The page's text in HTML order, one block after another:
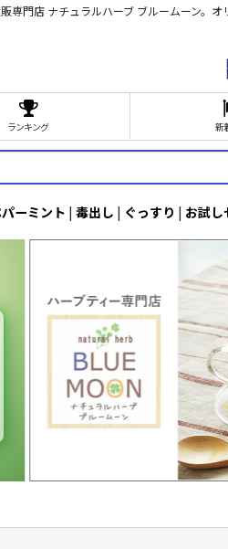
専門店 ナチュラルハーブ ブルームーン。
ランキング 新
ーミント | 毒出し | ぐっすり | お試し